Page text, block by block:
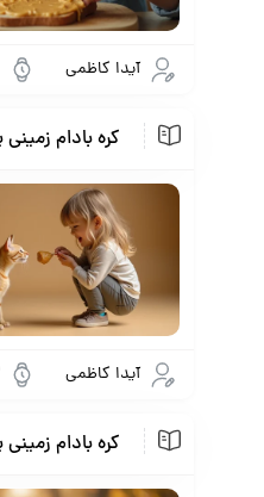
آیدا کاظمی
کره بادام
آیدا کاظمی
کره بادام